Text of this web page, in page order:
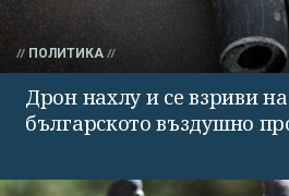
ПОЛИТИКА
Дрон нахлу и се взриви
българското въздушно